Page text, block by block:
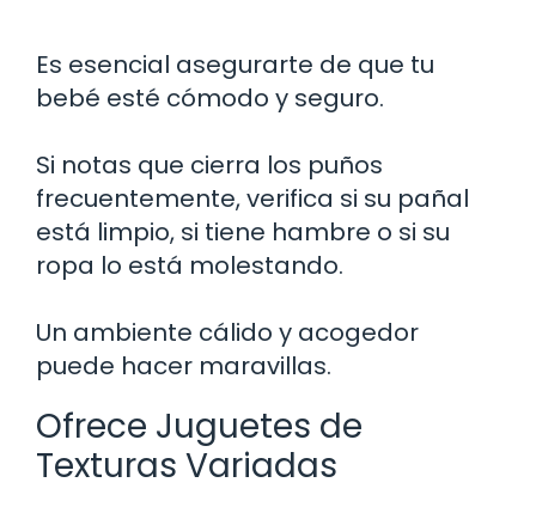
Es esencial asegurarte de que tu
bebé esté cómodo y seguro.
Si notas que cierra los puños
frecuentemente, verifica si su pañal
está limpio, si tiene hambre o si su
ropa lo está molestando.
Un ambiente cálido y acogedor
puede hacer maravillas.
Ofrece Juguetes de
Texturas Variadas